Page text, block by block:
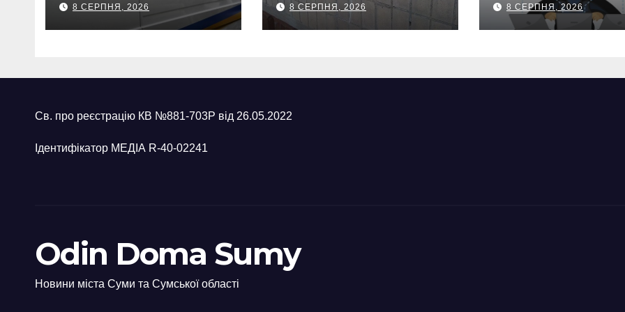
120-мм міну
8 СЕРПНЯ, 2026
виявили замкнені
двері
8 СЕРПНЯ, 2026
інтернеті та
втратив 39,2
8 СЕРПНЯ, 2026
Св. про реєстрацію КВ №881-703Р від 26.05.2022
Ідентифікатор МЕДІА R-40-02241
Odin Doma Sumy
Новини міста Суми та Сумської області